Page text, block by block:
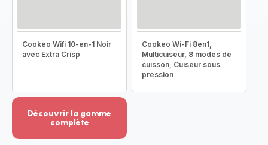
Cookeo Wifi 10-en-1 Noir
avec Extra Crisp
Cookeo Wi-Fi 8en1,
Multicuiseur, 8 modes de
cuisson, Cuiseur sous
pression
Découvrir la gamme
complète